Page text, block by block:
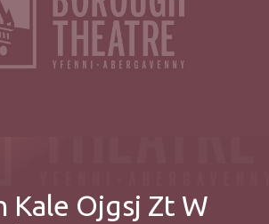
Kale Ojgsj Zt W